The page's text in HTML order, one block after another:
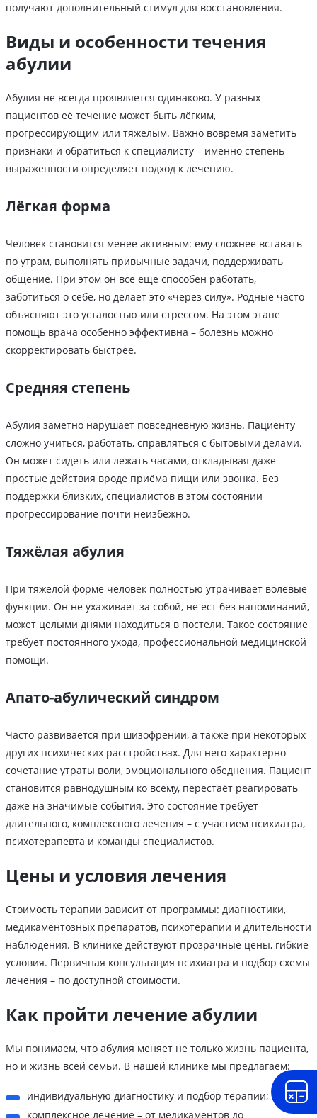
получают дополнительный стимул для восстановления.
Виды и особенности течения
абулии
Абулия не всегда проявляется одинаково. У разных
пациентов её течение может быть лёгким,
прогрессирующим или тяжёлым. Важно вовремя заметить
признаки и обратиться к специалисту – именно степень
выраженности определяет подход к лечению.
Лёгкая форма
Человек становится менее активным: ему сложнее вставать
по утрам, выполнять привычные задачи, поддерживать
общение. При этом он всё ещё способен работать,
заботиться о себе, но делает это «через силу». Родные часто
объясняют это усталостью или стрессом. На этом этапе
помощь врача особенно эффективна – болезнь можно
скорректировать быстрее.
Средняя степень
Абулия заметно нарушает повседневную жизнь. Пациенту
сложно учиться, работать, справляться с бытовыми делами.
Он может сидеть или лежать часами, откладывая даже
простые действия вроде приёма пищи или звонка. Без
поддержки близких, специалистов в этом состоянии
прогрессирование почти неизбежно.
Тяжёлая абулия
При тяжёлой форме человек полностью утрачивает волевые
функции. Он не ухаживает за собой, не ест без напоминаний,
может целыми днями находиться в постели. Такое состояние
требует постоянного ухода, профессиональной медицинской
помощи.
Апато-абулический синдром
Часто развивается при шизофрении, а также при некоторых
других психических расстройствах. Для него характерно
сочетание утраты воли, эмоционального обеднения. Пациент
становится равнодушным ко всему, перестаёт реагировать
даже на значимые события. Это состояние требует
длительного, комплексного лечения – с участием психиатра,
психотерапевта и команды специалистов.
Цены и условия лечения
Стоимость терапии зависит от программы: диагностики,
медикаментозных препаратов, психотерапии и длительности
наблюдения. В клинике действуют прозрачные цены, гибкие
условия. Первичная консультация психиатра и подбор схемы
лечения – по доступной стоимости.
Как пройти лечение абулии
Мы понимаем, что абулия меняет не только жизнь пациента,
но и жизнь всей семьи. В нашей клинике мы предлагаем:
индивидуальную диагностику и подбор терапии;
комплексное лечение – от медикаментов до